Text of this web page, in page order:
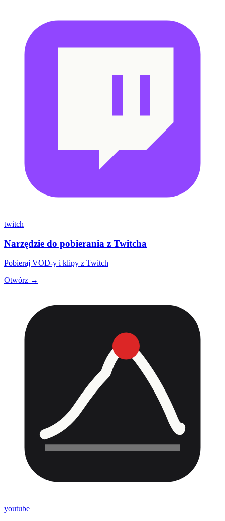
twitch
Narzędzie do pobierania z Twitcha
Pobieraj VOD-y i klipy z Twitch
Otwórz →
youtube